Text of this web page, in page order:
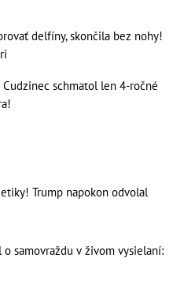
delfíny, skončila bez nohy!
schmatol len 4-ročné
Trump napokon odvolal
samovraždu v živom vysielaní: